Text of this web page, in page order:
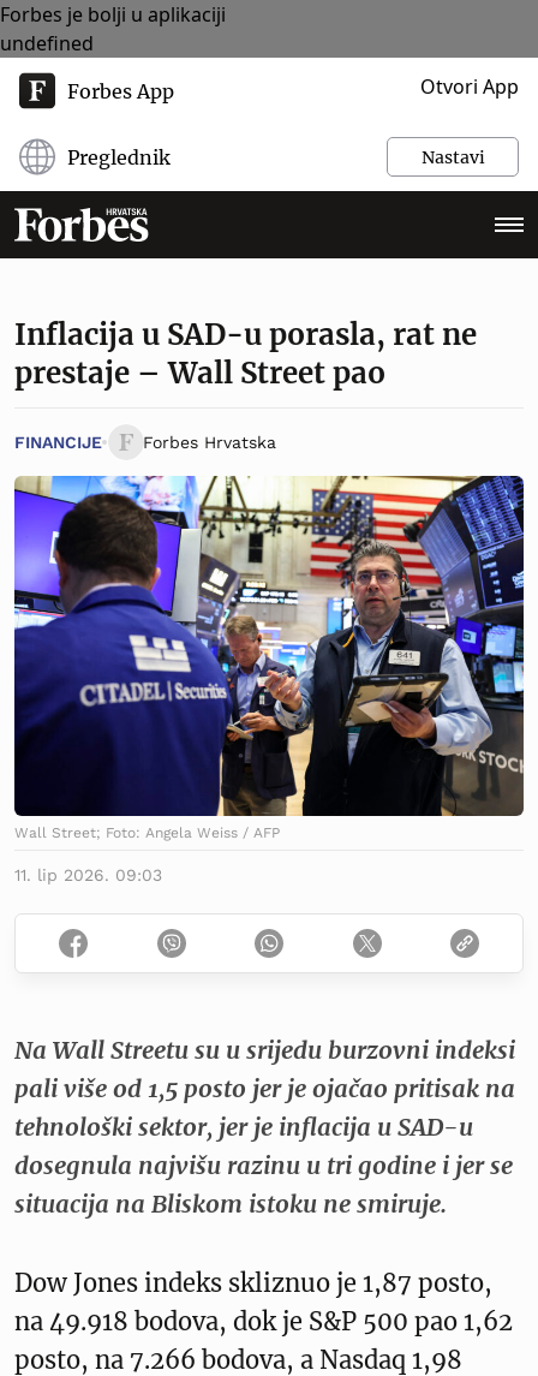
Forbes je bolji u aplikaciji
undefined
Forbes App Otvori App
Preglednik Nastavi
Inflacija u SAD-u porasla, rat ne
prestaje – Wall Street pao
FINANCIJE Forbes Hrvatska
Wall Street; Foto: Angela Weiss / AFP
11. lip 2026. 09:03
Na Wall Streetu su u srijedu burzovni indeksi
pali više od 1,5 posto jer je ojačao pritisak na
tehnološki sektor, jer je inflacija u SAD-u
dosegnula najvišu razinu u tri godine i jer se
situacija na Bliskom istoku ne smiruje.
Dow Jones indeks skliznuo je 1,87 posto,
na 49.918 bodova, dok je S&P 500 pao 1,62
posto, na 7.266 bodova, a Nasdaq 1,98